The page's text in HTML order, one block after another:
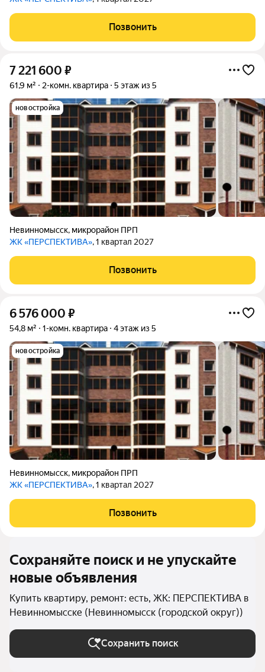
Позвонить
7 221 600 ₽
61,9 м² 2-комн. квартира 5 этаж из 5
новостройка
Невинномысск, микрорайон ПРП
ЖК «ПЕРСПЕКТИВА», 1 квартал 2027
Позвонить
6 576 000 ₽
54,8 м² 1-комн. квартира 4 этаж из 5
новостройка
Невинномысск, микрорайон ПРП
ЖК «ПЕРСПЕКТИВА», 1 квартал 2027
Позвонить
Сохраняйте поиск и не упускайте
новые объявления
Купить квартиру, ремонт: есть, ЖК: ПЕРСПЕКТИВА в
Невинномысске (Невинномысск (городской округ))
Сохранить поиск